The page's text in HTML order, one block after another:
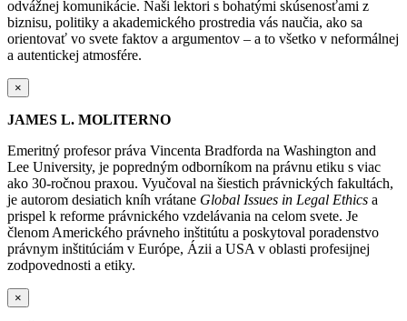
odvážnej komunikácie. Naši lektori s bohatými skúsenosťami z
biznisu, politiky a akademického prostredia vás naučia, ako sa
orientovať vo svete faktov a argumentov – a to všetko v neformálnej
a autentickej atmosfére.
×
JAMES L. MOLITERNO
Emeritný profesor práva Vincenta Bradforda na Washington and
Lee University, je popredným odborníkom na právnu etiku s viac
ako 30-ročnou praxou. Vyučoval na šiestich právnických fakultách,
je autorom desiatich kníh vrátane Global Issues in Legal Ethics a
prispel k reforme právnického vzdelávania na celom svete. Je
členom Amerického právneho inštitútu a poskytoval poradenstvo
právnym inštitúciám v Európe, Ázii a USA v oblasti profesijnej
zodpovednosti a etiky.
×